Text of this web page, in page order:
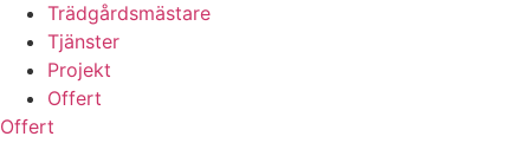
Trädgårdsmästare
Tjänster
Projekt
Offert
Offert